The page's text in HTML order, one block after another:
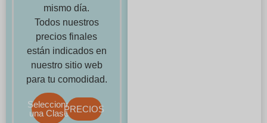
mismo día.
Todos nuestros
precios finales
están indicados en
nuestro sitio web
para tu comodidad.
Selecciona
una ClasePRECIOS